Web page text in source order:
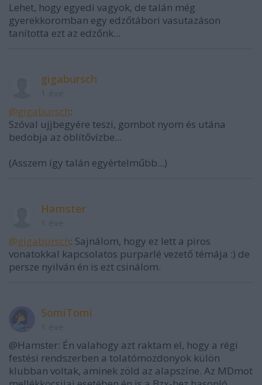
Lehet, hogy egyedi vagyok, de talán még
gyerekkoromban egy edzőtábori vasutazáson
tanította ezt az edzőnk...
gigabursch
@gigabursch:
Szóval ujjbegyére teszi, gombot nyom és utána
bedobja az öblítővízbe...
(Asszem így talán egyértelműbb...)
Hamster
@gigabursch: Sajnálom, hogy ez lett a piros
vonatokkal kapcsolatos purparlé vezető témája :) de
persze nyilván én is ezt csinálom.
SomiTomi
@Hamster: Én valahogy azt raktam el, hogy a régi
festési rendszerben a tolatómozdonyok külön
klubban voltak, aminek zöld az alapszíne. Az MDmot